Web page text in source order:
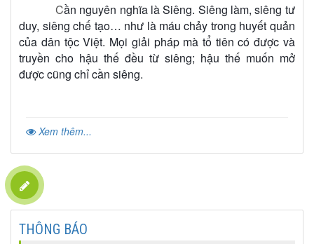
Cần nguyên nghĩa là Siêng. Siêng làm, siêng tư
duy, siêng chế tạo… như là máu chảy trong huyết quản
của dân tộc Việt. Mọi giải pháp mà tổ tiên có được và
truyền cho hậu thế đều từ siêng; hậu thế muốn mở
được cũng chỉ cần siêng.
Xem thêm...
THÔNG BÁO